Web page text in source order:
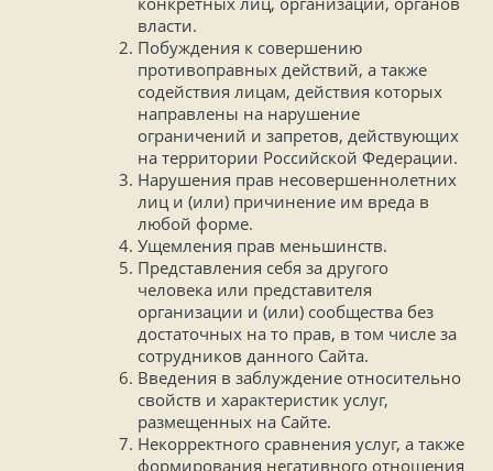
власти.
Побуждения к совершению
противоправных действий, а также
содействия лицам, действия которых
направлены на нарушение
ограничений и запретов, действующих
на территории Российской Федерации.
Нарушения прав несовершеннолетних
лиц и (или) причинение им вреда в
любой форме.
Ущемления прав меньшинств.
Представления себя за другого
человека или представителя
организации и (или) сообщества без
достаточных на то прав, в том числе за
сотрудников данного Сайта.
Введения в заблуждение относительно
свойств и характеристик услуг,
размещенных на Сайте.
Некорректного сравнения услуг, а также
формирования негативного отношения